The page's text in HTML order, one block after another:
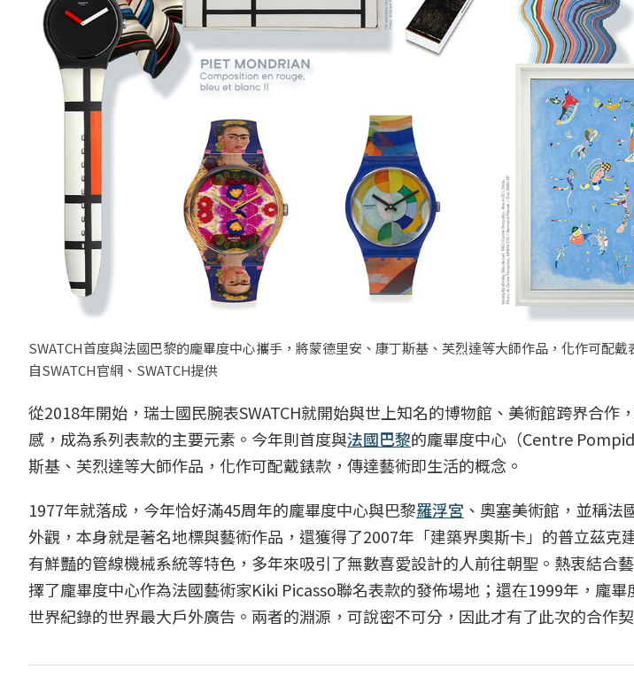
SWATCH首度與法國巴黎的龐畢度中心攜手，將蒙德里安、康丁斯基、芙烈達等大師作品，化作可配
自SWATCH官網、SWATCH提供
從2018年開始，瑞士國民腕表SWATCH就開始與世上知名的博物館、美術館跨界合作
感，成為系列表款的主要元素。今年則首度與法國巴黎的龐畢度中心（Centre
斯基、芙烈達等大師作品，化作可配戴錶款，傳達藝術即生活的概念。
1977年就落成，今年恰好滿45周年的龐畢度中心與巴黎羅浮宮 、奧塞美術館，並稱
外觀，本身就是著名地標與藝術作品，還獲得了2007年「建築界奧斯卡」的普立茲克
有鮮豔的管線機械系統等特色，多年來吸引了無數喜愛設計的人前往朝聖。熱衷結合
擇了龐畢度中心作為法國藝術家Kiki Picasso聯名表款的發佈場地；還在1999年，龐
世界紀錄的世界最大戶外廣告。兩者的淵源，可說密不可分，因此才有了此次的合作契